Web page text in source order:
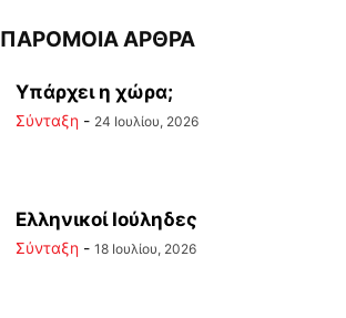
ΠΑΡΟΜΟΙΑ ΑΡΘΡΑ
Υπάρχει η χώρα;
Σύνταξη - 24 Ιουλίου, 2026
Ελληνικοί Ιούληδες
Σύνταξη - 18 Ιουλίου, 2026